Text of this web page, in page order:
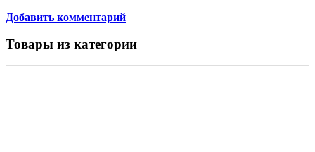
Добавить комментарий
Товары из категории